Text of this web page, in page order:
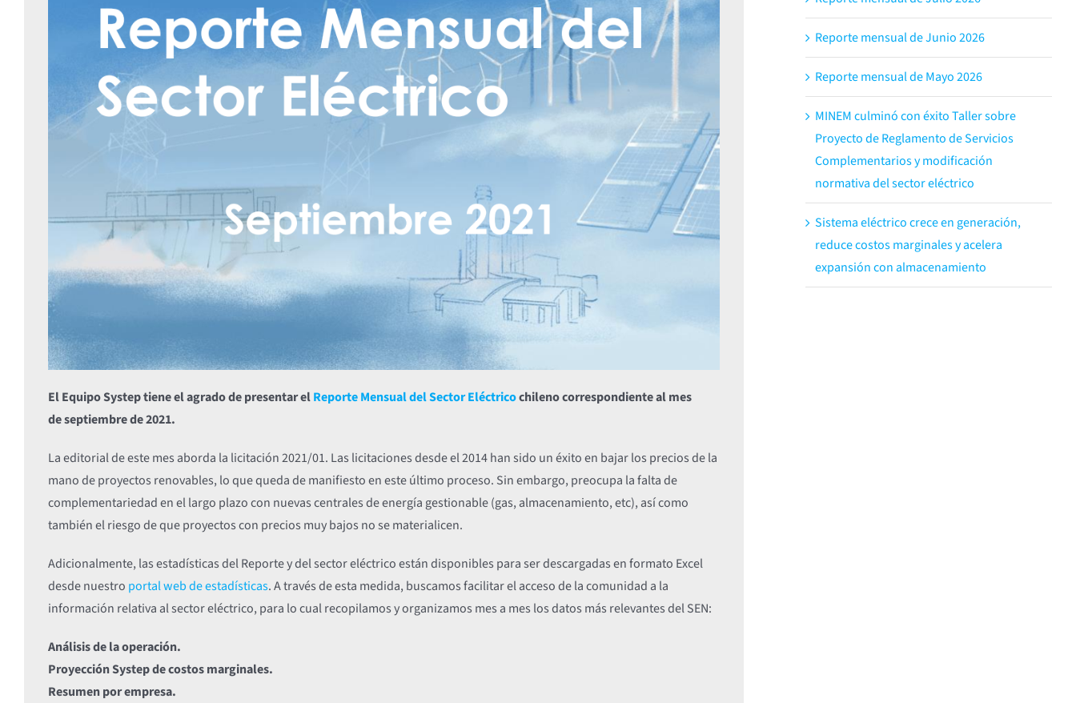
El Equipo Systep tiene el agrado de presentar elReporte Mensual del Sector Eléctricochileno correspondiente al mes
de septiembre de 2021.
La editorial de este mes aborda la licitación 2021/01. Las licitaciones desde el 2014 han sido un éxito en bajar los precios de la
mano de proyectos renovables, lo que queda de manifiesto en este último proceso. Sin embargo, preocupa la falta de
complementariedad en el largo plazo con nuevas centrales de energía gestionable (gas, almacenamiento, etc), así como
también el riesgo de que proyectos con precios muy bajos no se materialicen.
Adicionalmente, las estadísticas del Reporte y del sector eléctrico están disponibles para ser descargadas en formato Excel
desde nuestro portal web de estadísticas. A través de esta medida, buscamos facilitar el acceso de la comunidad a la
información relativa al sector eléctrico, para lo cual recopilamos y organizamos mes a mes los datos más relevantes del SEN:
Análisis de la operación.
Proyección Systep de costos marginales.
Resumen por empresa.
Reporte mensual de Junio 2026
Reporte mensual de Mayo 2026
MINEM culminó con éxito Taller sobre
Proyecto de Reglamento de Servicios
Complementarios y modificación
normativa del sector eléctrico
Sistema eléctrico crece en generación,
reduce costos marginales y acelera
expansión con almacenamiento